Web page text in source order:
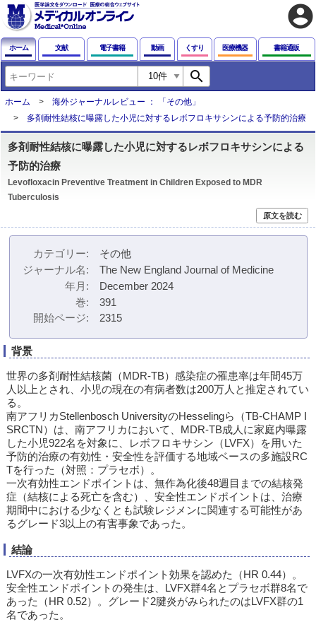
account_circle
ホーム 文献 電子書籍 動画 くすり 医療機器 書籍通販
search
ホーム
海外ジャーナルレビュー ： 「その他」
多剤耐性結核に曝露した小児に対するレボフロキサシンによる予防的治療
多剤耐性結核に曝露した小児に対するレボフロキサシンによる
予防的治療
Levofloxacin Preventive Treatment in Children Exposed to MDR
Tuberculosis
原文を読む
カテゴリー
その他
ジャーナル名
The New England Journal of Medicine
年月
December 2024
巻
391
開始ページ
2315
背景
世界の多剤耐性結核菌（MDR-TB）感染症の罹患率は年間45万
人以上とされ、小児の現在の有病者数は200万人と推定されてい
る。
南アフリカStellenbosch UniversityのHesselingら（TB-CHAMP I
SRCTN）は、南アフリカにおいて、MDR-TB成人に家庭内曝露
した小児922名を対象に、レボフロキサシン（LVFX）を用いた
予防的治療の有効性・安全性を評価する地域ベースの多施設RC
Tを行った（対照：プラセボ）。
一次有効性エンドポイントは、無作為化後48週目までの結核発
症（結核による死亡を含む）、安全性エンドポイントは、治療
期間中における少なくとも試験レジメンに関連する可能性があ
るグレード3以上の有害事象であった。
結論
LVFXの一次有効性エンドポイント効果を認めた（HR 0.44）。
安全性エンドポイントの発生は、LVFX群4名とプラセボ群8名で
あった（HR 0.52）。グレード2腱炎がみられたのはLVFX群の1
名であった。